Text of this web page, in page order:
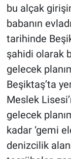
bu alçak
babanın
tarihinde
şahidi olarak
gelecek
Beşiktaş’ta
Meslek
gelecek
kadar ‘gemi
denizcilik
Canlı Yayın